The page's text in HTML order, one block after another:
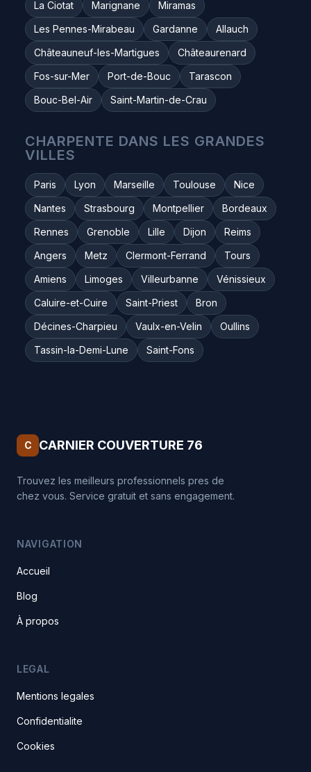
La Ciotat
Marignane
Miramas
Les Pennes-Mirabeau
Gardanne
Allauch
Châteauneuf-les-Martigues
Châteaurenard
Fos-sur-Mer
Port-de-Bouc
Tarascon
Bouc-Bel-Air
Saint-Martin-de-Crau
CHARPENTE DANS LES GRANDES
VILLES
Paris Lyon Marseille Toulouse
Nice
Nantes
Strasbourg Montpellier
Bordeaux
Rennes
Grenoble Lille Dijon
Reims
Angers
Metz Clermont-Ferrand
Tours
Amiens
Limoges Villeurbanne
Vénissieux
Caluire-et-Cuire
Saint-Priest
Bron
Décines-Charpieu
Vaulx-en-Velin
Oullins
Tassin-la-Demi-Lune
Saint-Fons
C CARNIER COUVERTURE 76
Trouvez les meilleurs professionnels pres de
chez vous. Service gratuit et sans engagement.
NAVIGATION
Accueil
Blog
À propos
LEGAL
Mentions legales
Confidentialite
Cookies